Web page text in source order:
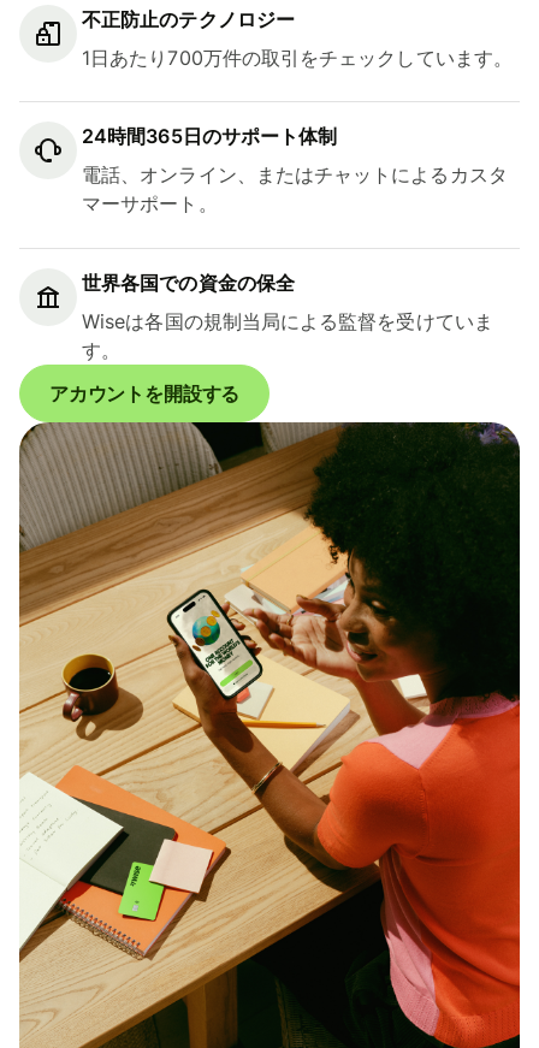
不正防止のテクノロジー
1日あたり700万件の取引をチェックしています。
24時間365日のサポート体制
電話、オンライン、またはチャットによるカスタ
マーサポート。
世界各国での資金の保全
Wiseは各国の規制当局による監督を受けていま
す。
アカウントを開設する